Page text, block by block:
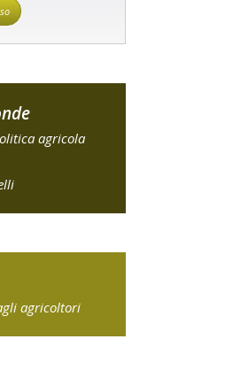
agricola
agricoltori